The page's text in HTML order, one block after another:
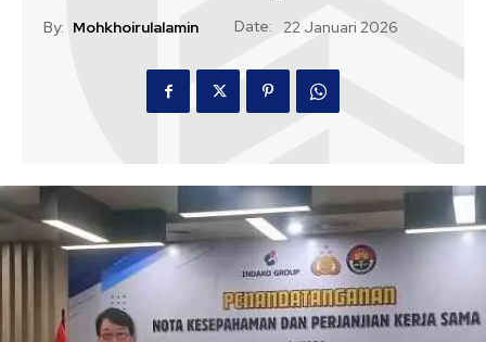
By: Mohkhoirulalamin Date: 22 Januari 2026